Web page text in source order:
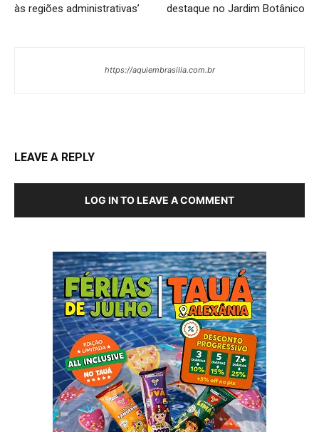
às regiões administrativas’
destaque no Jardim Botânico
https://aquiembrasilia.com.br
LEAVE A REPLY
LOG IN TO LEAVE A COMMENT